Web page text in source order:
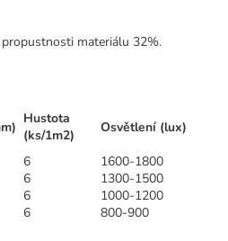
materiálu 32%.
Hustota
(ks/1m2)
Osvětlení (lux)
6
1600-1800
6
1300-1500
6
1000-1200
6 800-900